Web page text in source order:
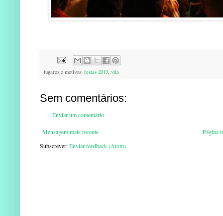
lugares e motivos: festas 2013, vila
Sem comentários:
Enviar um comentário
Mensagem mais recente
Página
Subscrever:Enviar feedback (Atom)